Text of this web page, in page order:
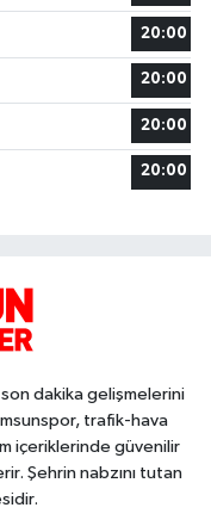
20:00
20:00
20:00
20:00
son dakika gelişmelerini
trafik-hava
içeriklerinde güvenilir
Şehrin nabzını tutan